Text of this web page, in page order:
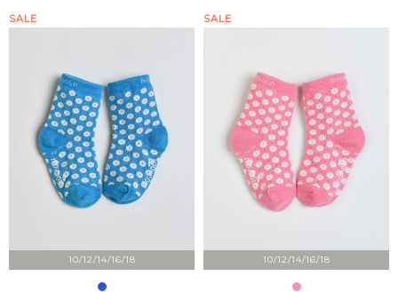
10/12/14/16/18
SALE
10/12/14/16/18
SALE